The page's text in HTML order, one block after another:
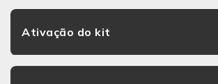
Ativação do kit